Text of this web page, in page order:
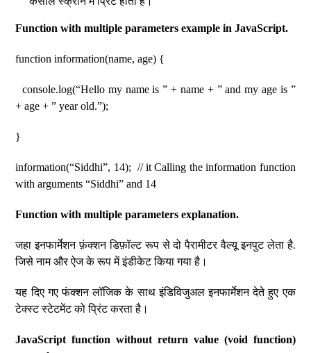
Function with multiple parameters example in JavaScript.
function information(name, age) {
console.log(“Hello my name is ” + name + ” and my age is ”
+ age + ” year old.”);
}
information(“Siddhi”, 14); // it Calling the information function
with arguments “Siddhi” and 14
Function with multiple parameters explanation.
जहा इनफार्मेशन फ़ंक्शन डिफ़ॉल्ट रूप से दो पैरामीटर वैल्यू इनपुट लेता है.
जिसे नाम और ऐज के रूप में इंडीकेट किया गया है।
यह दिए गए फंक्शन लॉजिक के साथ इंडिविजुअल इनफार्मेशन देते हुए एक
टेक्स्ट स्टेटमेंट को प्रिंट करता है।
JavaScript function without return value (void function)